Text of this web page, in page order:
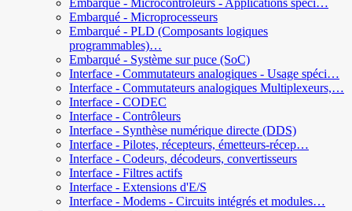
Embarqué - Microcontrôleurs - Applications spéci…
Embarqué - Microprocesseurs
Embarqué - PLD (Composants logiques
programmables)…
Embarqué - Système sur puce (SoC)
Interface - Commutateurs analogiques - Usage spéci…
Interface - Commutateurs analogiques Multiplexeurs,…
Interface - CODEC
Interface - Contrôleurs
Interface - Synthèse numérique directe (DDS)
Interface - Pilotes, récepteurs, émetteurs-récep…
Interface - Codeurs, décodeurs, convertisseurs
Interface - Filtres actifs
Interface - Extensions d'E/S
Interface - Modems - Circuits intégrés et modules…